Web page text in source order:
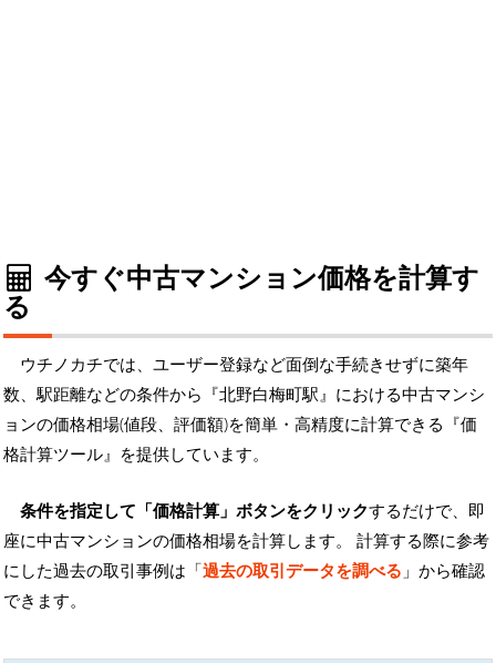
今すぐ中古マンション価格を計算す
る
ウチノカチでは、ユーザー登録など面倒な手続きせずに築年
数、駅距離などの条件から『北野白梅町駅』における中古マンシ
ョンの価格相場(値段、評価額)を簡単・高精度に計算できる『価
格計算ツール』を提供しています。
条件を指定して「価格計算」ボタンをクリックするだけで、即
座に中古マンションの価格相場を計算します。 計算する際に参考
にした過去の取引事例は「過去の取引データを調べる 」から確認
できます。